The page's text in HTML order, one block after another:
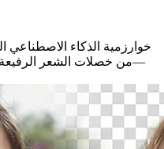
خوارزمية الذكاء الاصطناعي
—من خصلات الشعر الرفيعة